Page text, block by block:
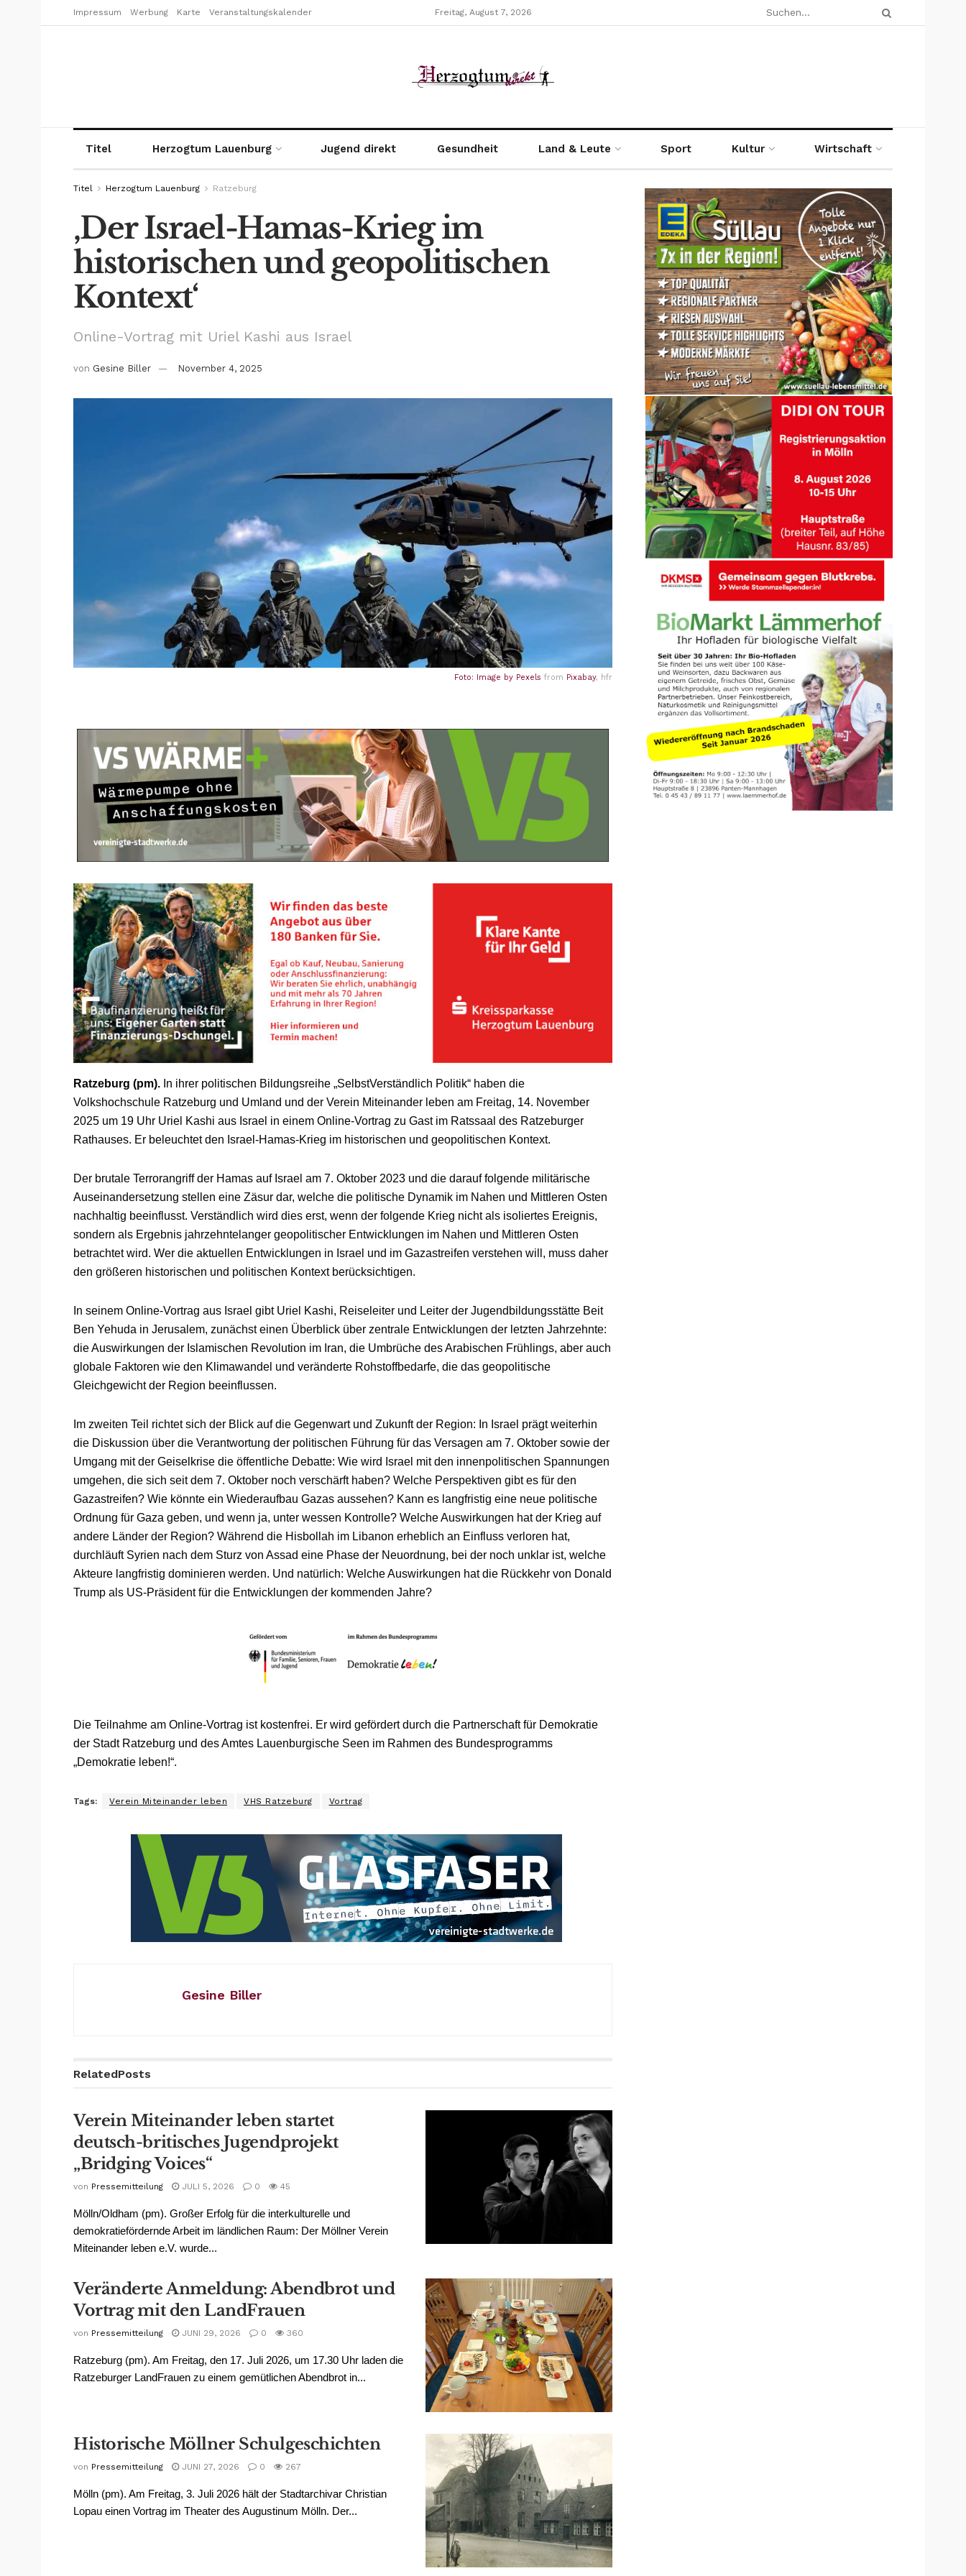
Impressum Werbung Karte Veranstaltungskalender Freitag, August 7, 2026
Titel Herzogtum Lauenburg Jugend direkt Gesundheit Land & Leute Sport Kultur Wirtschaft
Titel Herzogtum Lauenburg Ratzeburg
‚Der Israel-Hamas-Krieg im
historischen und geopolitischen
Kontext‘
Online-Vortrag mit Uriel Kashi aus Israel
von Gesine Biller November 4, 2025
Foto: Image by Pexels from Pixabay, hfr
Ratzeburg (pm). In ihrer politischen Bildungsreihe „SelbstVerständlich Politik“ haben die
Volkshochschule Ratzeburg und Umland und der Verein Miteinander leben am Freitag, 14. November
2025 um 19 Uhr Uriel Kashi aus Israel in einem Online-Vortrag zu Gast im Ratssaal des Ratzeburger
Rathauses. Er beleuchtet den Israel-Hamas-Krieg im historischen und geopolitischen Kontext.
Der brutale Terrorangriff der Hamas auf Israel am 7. Oktober 2023 und die darauf folgende militärische
Auseinandersetzung stellen eine Zäsur dar, welche die politische Dynamik im Nahen und Mittleren Osten
nachhaltig beeinflusst. Verständlich wird dies erst, wenn der folgende Krieg nicht als isoliertes Ereignis,
sondern als Ergebnis jahrzehntelanger geopolitischer Entwicklungen im Nahen und Mittleren Osten
betrachtet wird. Wer die aktuellen Entwicklungen in Israel und im Gazastreifen verstehen will, muss daher
den größeren historischen und politischen Kontext berücksichtigen.
In seinem Online-Vortrag aus Israel gibt Uriel Kashi, Reiseleiter und Leiter der Jugendbildungsstätte Beit
Ben Yehuda in Jerusalem, zunächst einen Überblick über zentrale Entwicklungen der letzten Jahrzehnte:
die Auswirkungen der Islamischen Revolution im Iran, die Umbrüche des Arabischen Frühlings, aber auch
globale Faktoren wie den Klimawandel und veränderte Rohstoffbedarfe, die das geopolitische
Gleichgewicht der Region beeinflussen.
Im zweiten Teil richtet sich der Blick auf die Gegenwart und Zukunft der Region: In Israel prägt weiterhin
die Diskussion über die Verantwortung der politischen Führung für das Versagen am 7. Oktober sowie der
Umgang mit der Geiselkrise die öffentliche Debatte: Wie wird Israel mit den innenpolitischen Spannungen
umgehen, die sich seit dem 7. Oktober noch verschärft haben? Welche Perspektiven gibt es für den
Gazastreifen? Wie könnte ein Wiederaufbau Gazas aussehen? Kann es langfristig eine neue politische
Ordnung für Gaza geben, und wenn ja, unter wessen Kontrolle? Welche Auswirkungen hat der Krieg auf
andere Länder der Region? Während die Hisbollah im Libanon erheblich an Einfluss verloren hat,
durchläuft Syrien nach dem Sturz von Assad eine Phase der Neuordnung, bei der noch unklar ist, welche
Akteure langfristig dominieren werden. Und natürlich: Welche Auswirkungen hat die Rückkehr von Donald
Trump als US-Präsident für die Entwicklungen der kommenden Jahre?
Die Teilnahme am Online-Vortrag ist kostenfrei. Er wird gefördert durch die Partnerschaft für Demokratie
der Stadt Ratzeburg und des Amtes Lauenburgische Seen im Rahmen des Bundesprogramms
„Demokratie leben!“.
Tags: Verein Miteinander leben VHS Ratzeburg Vortrag
Gesine Biller
RelatedPosts
Verein Miteinander leben startet
deutsch-britisches Jugendprojekt
„Bridging Voices“
von Pressemitteilung JULI 5, 2026 0 45
Mölln/Oldham (pm). Großer Erfolg für die interkulturelle und
demokratiefördernde Arbeit im ländlichen Raum: Der Möllner Verein
Miteinander leben e.V. wurde...
Veränderte Anmeldung: Abendbrot und
Vortrag mit den LandFrauen
von Pressemitteilung JUNI 29, 2026 0 360
Ratzeburg (pm). Am Freitag, den 17. Juli 2026, um 17.30 Uhr laden die
Ratzeburger LandFrauen zu einem gemütlichen Abendbrot in...
Historische Möllner Schulgeschichten
von Pressemitteilung JUNI 27, 2026 0 267
Mölln (pm). Am Freitag, 3. Juli 2026 hält der Stadtarchivar Christian
Lopau einen Vortrag im Theater des Augustinum Mölln. Der...